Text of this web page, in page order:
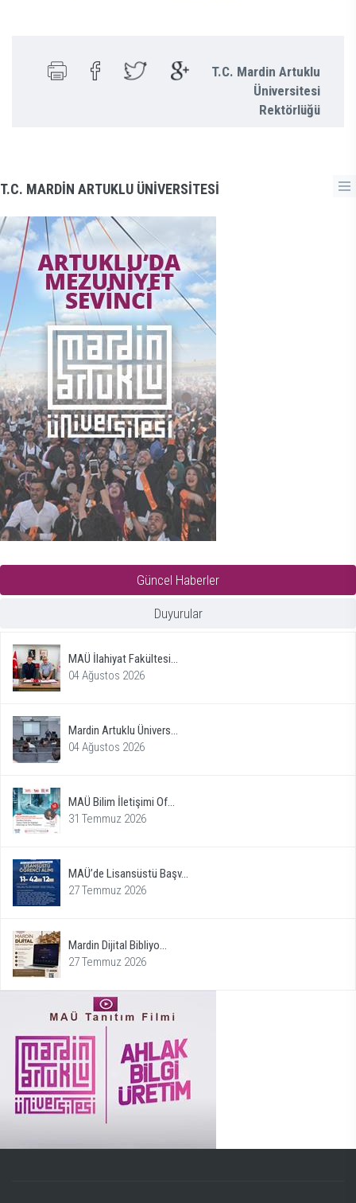
T.C. Mardin Artuklu
Üniversitesi
Rektörlüğü
T.C. MARDİN ARTUKLU ÜNİVERSİTESİ
Güncel Haberler
Duyurular
MAÜ İlahiyat Fakültesi...
04 Ağustos 2026
Mardin Artuklu Ünivers...
04 Ağustos 2026
MAÜ Bilim İletişimi Of...
31 Temmuz 2026
MAÜ’de Lisansüstü Başv...
27 Temmuz 2026
Mardin Dijital Bibliyo...
27 Temmuz 2026